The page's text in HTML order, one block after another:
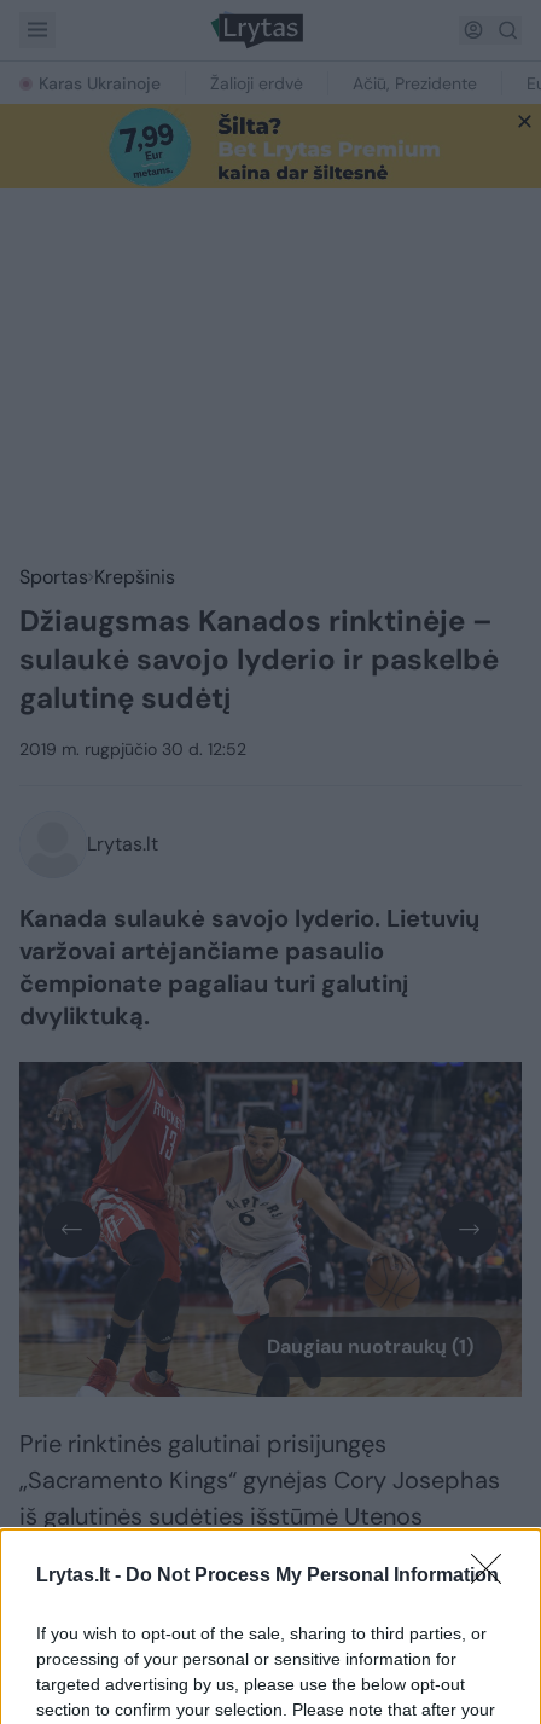
Lrytas.lt - Do Not Process My Personal Information
If you wish to opt-out of the sale, sharing to third parties, or
processing of your personal or sensitive information for
targeted advertising by us, please use the below opt-out
section to confirm your selection. Please note that after your
Karas Ukrainoje Žalioji erdvė Ačiū, Prezidente
Sportas Krepšinis
Džiaugsmas Kanados rinktinėje –
sulaukė savojo lyderio ir paskelbė
galutinę sudėtį
2019 m. rugpjūčio 30 d. 12:52
Lrytas.lt
Kanada sulaukė savojo lyderio. Lietuvių
varžovai artėjančiame pasaulio
čempionate pagaliau turi galutinį
dvyliktuką.
Daugiau nuotraukų (1)
Prie rinktinės galutinai prisijungęs
„Sacramento Kings“ gynėjas Cory Josephas
iš galutinės sudėties išstūmė Utenos
„Juventus“ prieš keletą metų žaidusį Aaroną
Bestą.
Galutinis Kanados dvyliktukas:Khemas
Birchas, Conoras Morganas, Melvinas Ejimas,